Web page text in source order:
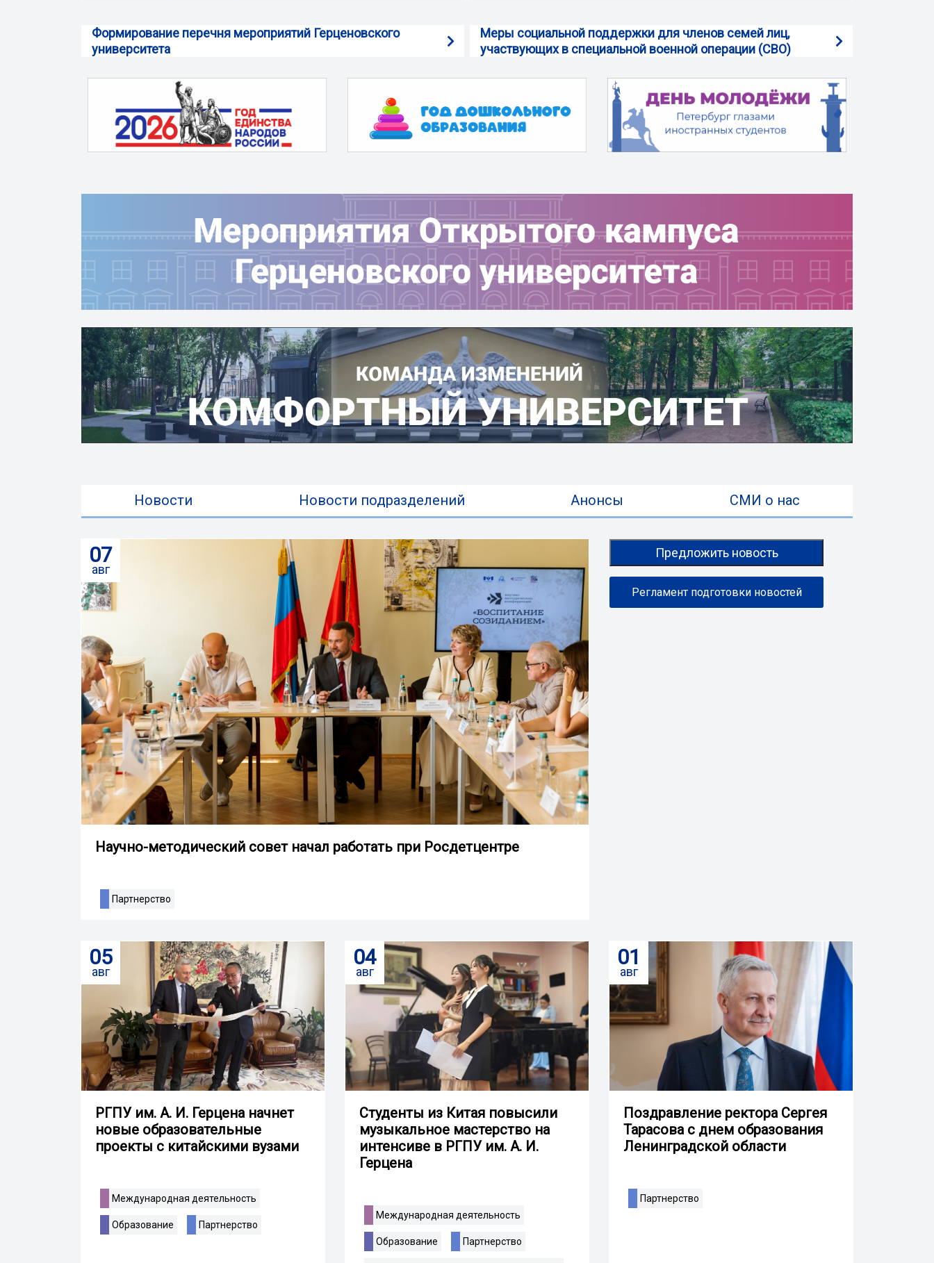
Формирование перечня мероприятий Герценовского
университета
Меры социальной поддержки для членов семей лиц,
участвующих в специальной военной операции (СВО)
Новости Новости подразделений Анонсы СМИ о нас
07
авг
Научно-методический совет начал работать при Росдетцентре
Партнерство
Предложить новость
Регламент подготовки новостей
05
авг
РГПУ им. А. И. Герцена начнет
новые образовательные
проекты с китайскими вузами
Международная деятельность
Образование Партнерство
04
авг
Студенты из Китая повысили
музыкальное мастерство на
интенсиве в РГПУ им. А. И.
Герцена
Международная деятельность
Образование Партнерство
01
авг
Поздравление ректора Сергея
Тарасова с днем образования
Ленинградской области
Партнерство